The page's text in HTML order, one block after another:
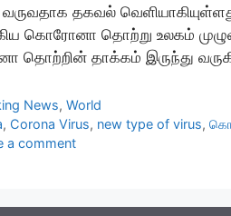
வருவதாக தகவல்
கொரோனா தொற்று உலகம்
தொற்றின் தாக்கம் இருந்து
News,World
, Corona Virus, new type of virus,
a comment